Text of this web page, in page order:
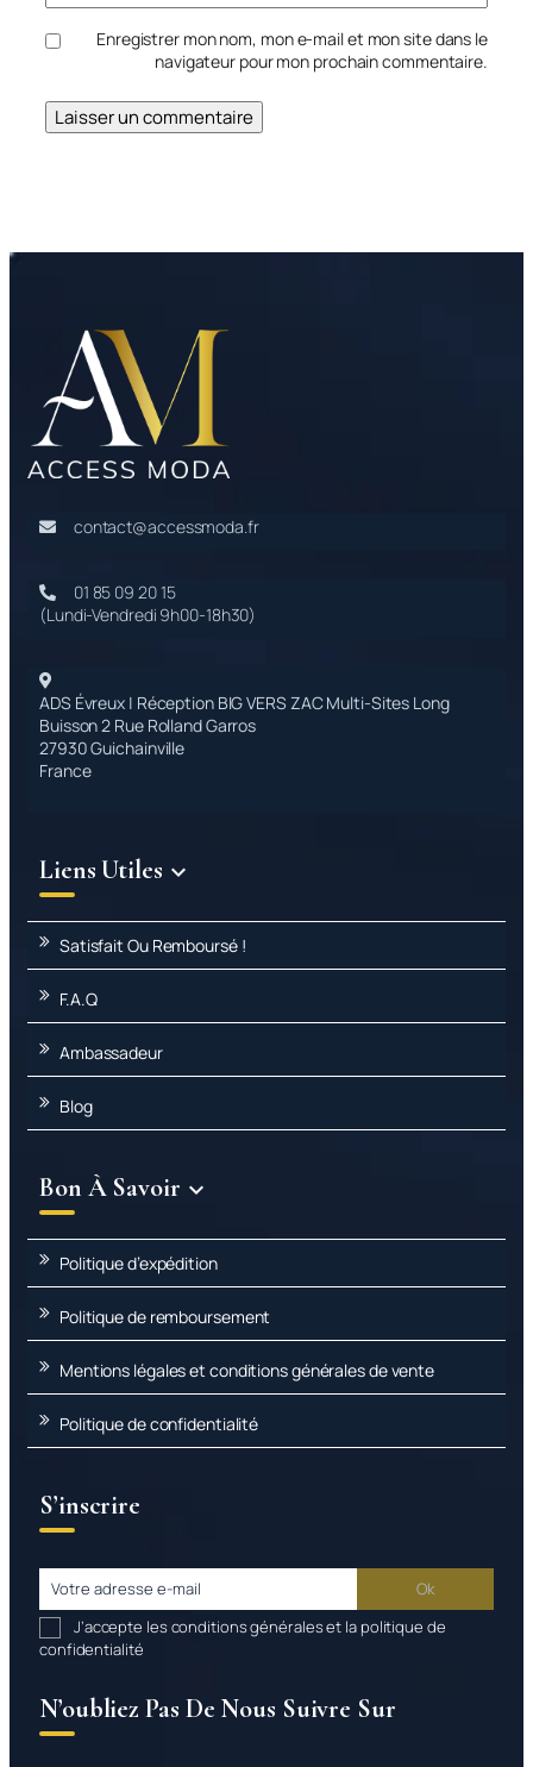
Enregistrer mon nom, mon e-mail et mon site dans le
navigateur pour mon prochain commentaire.
contact@accessmoda.fr
01 85 09 20 15
(Lundi-Vendredi 9h00-18h30)
ADS Évreux | Réception BIG VERS ZAC Multi-Sites Long
Buisson 2 Rue Rolland Garros
27930 Guichainville
France
Liens Utiles 
Satisfait Ou Remboursé !
F.A.Q
Ambassadeur
Blog
Bon À Savoir 
Politique d’expédition
Politique de remboursement
Mentions légales et conditions générales de vente
Politique de confidentialité
S’inscrire
J’accepte les conditions générales et la politique de
confidentialité
N’oubliez Pas De Nous Suivre Sur